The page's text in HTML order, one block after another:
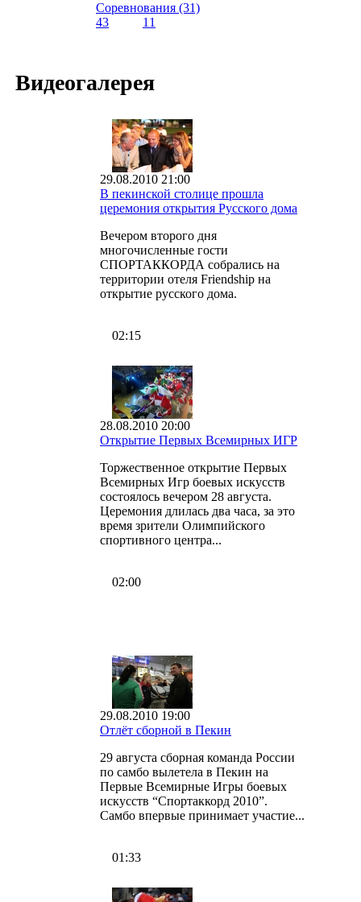
Соревнования (31)
43
11
Видеогалерея
29.08.2010 21:00
В пекинской столице прошла
церемония открытия Русского дома
Вечером второго дня
многочисленные гости
СПОРТАККОРДА собрались на
территории отеля Friendship на
открытие русского дома.
02:15
28.08.2010 20:00
Открытие Первых Всемирных ИГР
Торжественное открытие Первых
Всемирных Игр боевых искусств
состоялось вечером 28 августа.
Церемония длилась два часа, за это
время зрители Олимпийского
спортивного центра...
02:00
29.08.2010 19:00
Отлёт сборной в Пекин
29 августа сборная команда России
по самбо вылетела в Пекин на
Первые Всемирные Игры боевых
искусств “Спортаккорд 2010”.
Самбо впервые принимает участие...
01:33